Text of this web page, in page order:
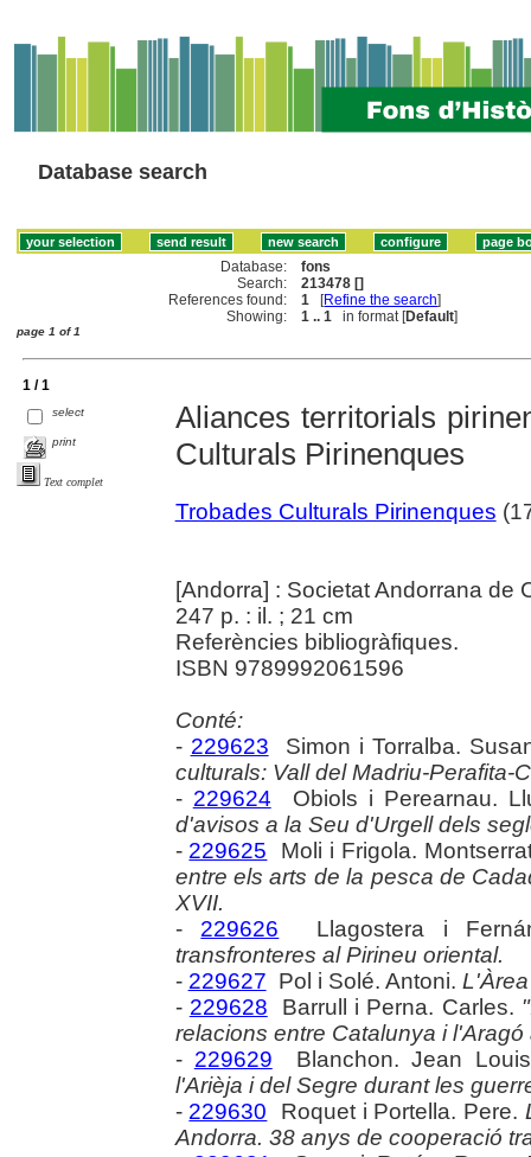
Database search
Database:
fons
Search:
213478 []
References found:
1 [Refine the search]
Showing:
1 .. 1 in format [Default]
page 1 of 1
1 / 1
select
print
Text complet
Aliances territorials
Culturals Pirinenques
Trobades Culturals Pirinenques
[Andorra] : Societat Andorrana de
247 p. : il. ; 21 cm
Referències bibliogràfiques.
ISBN 9789992061596
Conté:
- 229623 Simon i Torralba.
culturals: Vall del Madriu-Perafita-
- 229624 Obiols i Perearnau.
d'avisos a la Seu d'Urgell dels
- 229625 Moli i Frigola.
entre els arts de la pesca de
XVII.
- 229626 Llagostera i
transfronteres al Pirineu oriental.
- 229627 Pol i Solé. Antoni.
- 229628 Barrull i Perna. Carles.
relacions entre Catalunya i
- 229629 Blanchon. Jean
l'Arièja i del Segre durant les
- 229630 Roquet i Portella. Pere.
Andorra. 38 anys de cooperació